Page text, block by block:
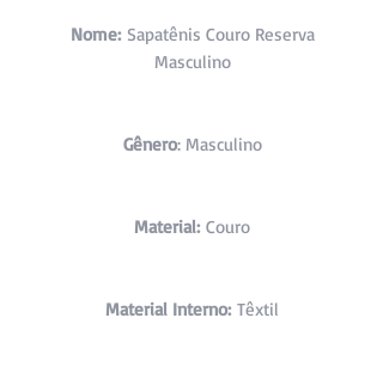
Nome:Sapatênis Couro Reserva
Masculino
Gênero: Masculino
Material:Couro
Material Interno:Têxtil